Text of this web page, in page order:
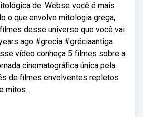
de. Webse você é mais
o que envolve mitologia grega,
desse universo que você vai
ago #grecia #gréciaantiga
vídeo conheça 5 filmes sobre a.
cinematográfica única pela
de filmes envolventes repletos
mitos.